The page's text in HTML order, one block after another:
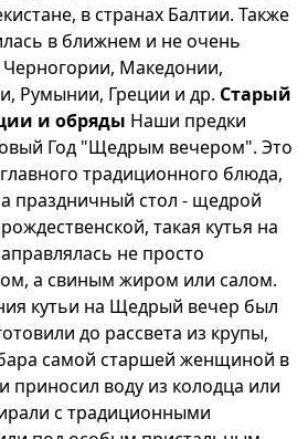
в странах Балтии. Также
в ближнем и не очень
Македонии,
Румынии, Греции и др. Старый
и обряды Наши предки
Год "Щедрым вечером". Это
традиционного блюда,
праздничный стол - щедрой
такая кутья на
не просто
а свиным жиром или салом.
кутьи на Щедрый вечер был
до рассвета из крупы,
самой старшей женщиной в
приносил воду из колодца или
с традиционными